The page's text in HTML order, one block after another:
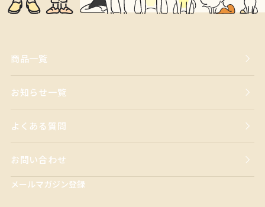
商品一覧
お知らせ一覧
よくある質問
お問い合わせ
メールマガジン登録